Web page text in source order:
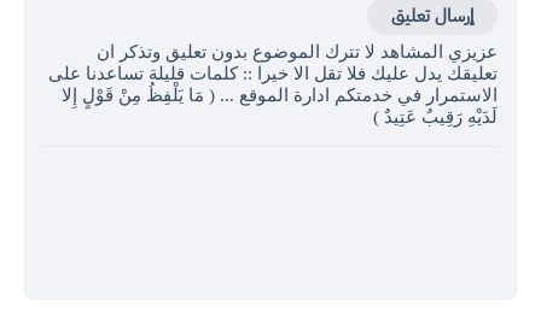
إرسال تعليق
عزيزي المشاهد لا تترك الموضوع بدون تعليق وتذكر ان
تعليقك يدل عليك فلا تقل الا خيرا :: كلمات قليلة تساعدنا على
الاستمرار في خدمتكم ادارة الموقع ... ( مَا يَلْفِظُ مِنْ قَوْلٍ إِلا
لَدَيْهِ رَقِيبٌ عَتِيدٌ )